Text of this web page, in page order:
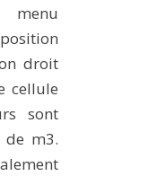
menu
droit
cellule
sont
de m3.